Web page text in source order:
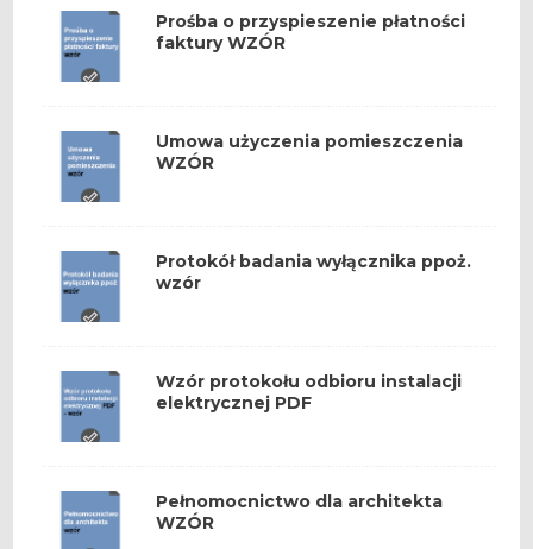
Prośba o przyspieszenie płatności
faktury WZÓR
Umowa użyczenia pomieszczenia
WZÓR
Protokół badania wyłącznika ppoż.
wzór
Wzór protokołu odbioru instalacji
elektrycznej PDF
Pełnomocnictwo dla architekta
WZÓR